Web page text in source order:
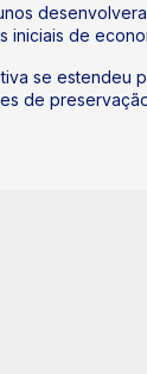
iniciais de
se estendeu
de